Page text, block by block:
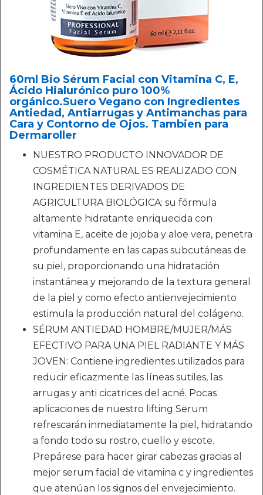
60ml Bio Sérum Facial con Vitamina C, E,
Ácido Hialurónico puro 100%
orgánico.Suero Vegano con Ingredientes
Antiedad, Antiarrugas y Antimanchas para
Cara y Contorno de Ojos. Tambien para
Dermaroller
NUESTRO PRODUCTO INNOVADOR DE
COSMÉTICA NATURAL ES REALIZADO CON
INGREDIENTES DERIVADOS DE
AGRICULTURA BIOLÓGICA: su fórmula
altamente hidratante enriquecida con
vitamina E, aceite de jojoba y aloe vera, penetra
profundamente en las capas subcutáneas de
su piel, proporcionando una hidratación
instantánea y mejorando de la textura general
de la piel y como efecto antienvejecimiento
estimula la producción natural del colágeno.
SÉRUM ANTIEDAD HOMBRE/MUJER/MÁS
EFECTIVO PARA UNA PIEL RADIANTE Y MÁS
JOVEN: Contiene ingredientes utilizados para
reducir eficazmente las líneas sutiles, las
arrugas y anti cicatrices del acné. Pocas
aplicaciones de nuestro lifting Serum
refrescarán inmediatamente la piel, hidratando
a fondo todo su rostro, cuello y escote.
Prepárese para hacer girar cabezas gracias al
mejor serum facial de vitamina c y ingredientes
que atenúan los signos del envejecimiento.